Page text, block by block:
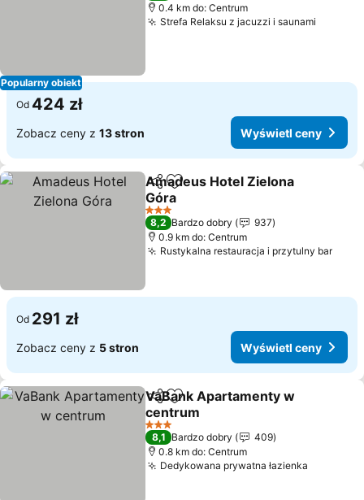
Popularny obiekt
0.4 km do: Centrum
Strefa Relaksu z jacuzzi i saunami
Od 424 zł
Zobacz ceny z 13 stron Wyświetl ceny
Udostępnij
Dodaj do ulubionych
Amadeus Hotel Zielona
Góra
Wyświetl ceny
3 Kategoria
8,2 Bardzo dobry
937
0.9 km do: Centrum
Rustykalna restauracja i przytulny bar
Od 291 zł
Zobacz ceny z 5 stron Wyświetl ceny
Udostępnij
Dodaj do ulubionych
VaBank Apartamenty w
centrum
Wyświetl ceny
3 Kategoria
8,1 Bardzo dobry
409
0.8 km do: Centrum
Dedykowana prywatna łazienka